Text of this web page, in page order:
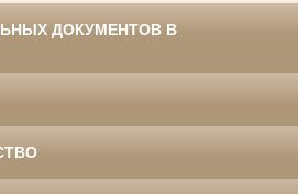
ДОКУМЕНТОВ В